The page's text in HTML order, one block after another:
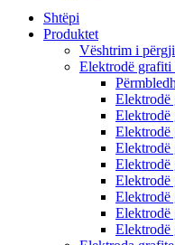
Shtëpi
Produktet
Vështrim i
Elektrodë